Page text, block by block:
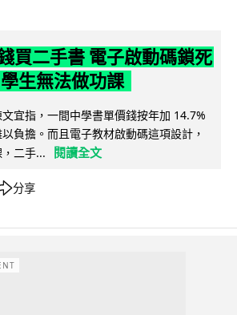
買二手書 電子啟動碼鎖死
生無法做功課
宜指，一間中學書單價錢按年加 14.7%
負擔。而且電子教材啟動碼這項設計，
二手...
閱讀全文
分享